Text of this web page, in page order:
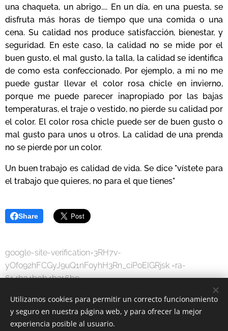
una chaqueta, un abrigo.... En un día, en una puesta, se
disfruta más horas de tiempo que una comida o una
cena. Su calidad nos produce satisfacción, bienestar, y
seguridad. En este caso, la calidad no se mide por el
buen gusto, el mal gusto, la talla, la calidad se identifica
de como esta confeccionado. Por ejemplo, a mi no me
puede gustar llevar el color rosa chicle en invierno,
porque me puede parecer inapropiado por las bajas
temperaturas, el traje o vestido, no pierde su calidad por
el color. El color rosa chicle puede ser de buen gusto o
mal gusto para unos u otros. La calidad de una prenda
no se pierde por un color.
Un buen trabajo es calidad de vida. Se dice "vístete para
el trabajo que quieres, no para el que tienes"
Share
google-site-verification=3RH7v-
yOfo92hFCGyJ9uQ1nFoyhH3Rn_ciPoEIGRjsk =ra-
614b34b0b4b316b9
Utilizamos cookies para permitir un correcto funcionamiento
y seguro en nuestra página web, y para ofrecer la mejor
experiencia posible al usuario.